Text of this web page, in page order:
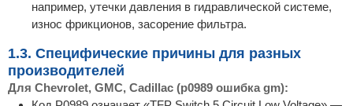
например, утечки давления в гидравлической системе,
износ фрикционов, засорение фильтра.
1.3. Специфические причины для разных
производителей
Для Chevrolet, GMC, Cadillac (p0989 ошибка gm):